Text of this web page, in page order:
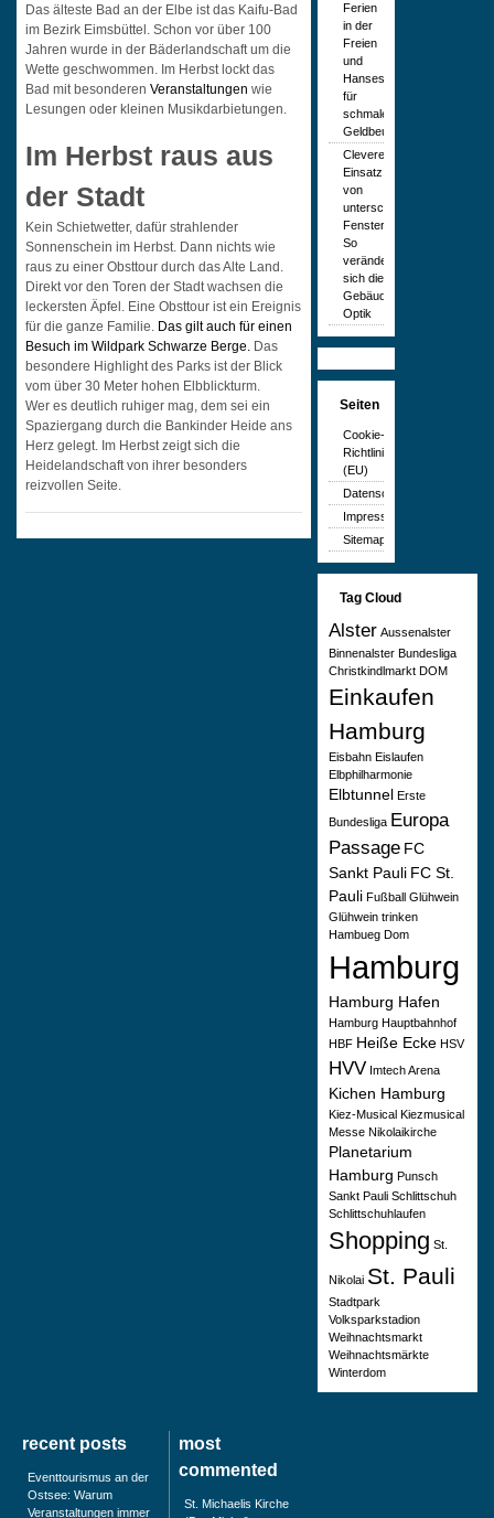
Das älteste Bad an der Elbe ist das Kaifu-Bad
im Bezirk Eimsbüttel. Schon vor über 100
Jahren wurde in der Bäderlandschaft um die
Wette geschwommen. Im Herbst lockt das
Bad mit besonderenVeranstaltungen wie
Lesungen oder kleinen Musikdarbietungen.
Im Herbst raus aus
der Stadt
Kein Schietwetter, dafür strahlender
Sonnenschein im Herbst. Dann nichts wie
raus zu einer Obsttour durch das Alte Land.
Direkt vor den Toren der Stadt wachsen die
leckersten Äpfel. Eine Obsttour ist ein Ereignis
für die ganze Familie. Das gilt auch für einen
Besuch im Wildpark Schwarze Berge. Das
besondere Highlight des Parks ist der Blick
vom über 30 Meter hohen Elbblickturm.
Wer es deutlich ruhiger mag, dem sei ein
Spaziergang durch die Bankinder Heide ans
Herz gelegt. Im Herbst zeigt sich die
Heidelandschaft von ihrer besonders
reizvollen Seite.
Ferien
in der
Freien
und
Hansestadt
für
schmale
Geldbeutel
Cleverer
Einsatz
von
unterschiedlichen
Fenstern:
So
verändert
sich die
Gebäude-
Optik
Seiten
Cookie-
Richtlinie
(EU)
Datenschutzerklärung
Impressum
Sitemap
Tag Cloud
Alster Aussenalster
Binnenalster Bundesliga
Christkindlmarkt DOM
Einkaufen
Hamburg
Eisbahn Eislaufen
Elbphilharmonie
Elbtunnel Erste
Bundesliga Europa
Passage FC
Sankt Pauli FC St.
Pauli Fußball Glühwein
Glühwein trinken
Hambueg Dom
Hamburg
Hamburg Hafen
Hamburg Hauptbahnhof
HBF Heiße Ecke HSV
HVV Imtech Arena
Kichen Hamburg
Kiez-Musical Kiezmusical
Messe Nikolaikirche
Planetarium
Hamburg Punsch
Sankt Pauli Schlittschuh
Schlittschuhlaufen
Shopping St.
Nikolai St. Pauli
Stadtpark
Volksparkstadion
Weihnachtsmarkt
Weihnachtsmärkte
Winterdom
recent posts
Eventtourismus an der
Ostsee: Warum
Veranstaltungen immer
most
commented
St. Michaelis Kirche